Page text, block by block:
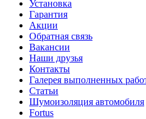
Установка
Гарантия
Акции
Обратная связь
Вакансии
Наши друзья
Контакты
Галерея выполненных
Статьи
Шумоизоляция автомобиля
Fortus